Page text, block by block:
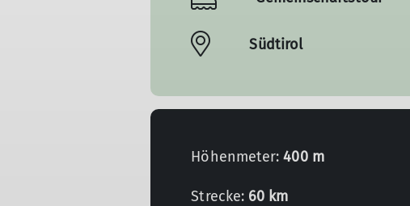
Südtirol
Höhenmeter:400 m
Strecke: 60 km